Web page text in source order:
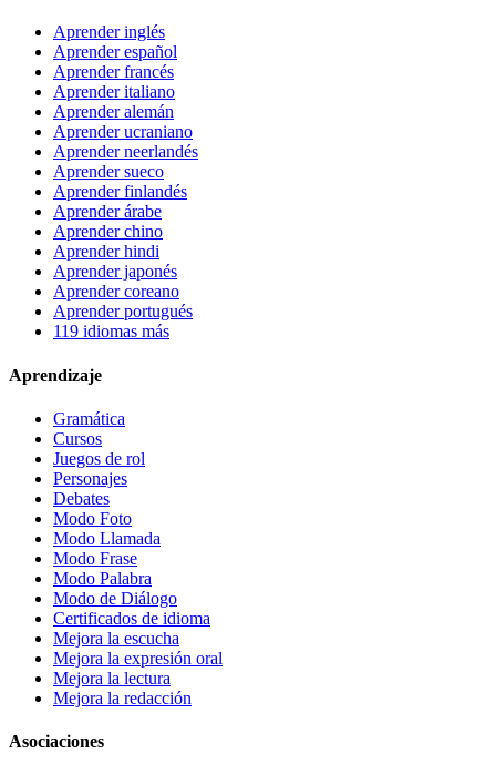
Aprender inglés
Aprender español
Aprender francés
Aprender italiano
Aprender alemán
Aprender ucraniano
Aprender neerlandés
Aprender sueco
Aprender finlandés
Aprender árabe
Aprender chino
Aprender hindi
Aprender japonés
Aprender coreano
Aprender portugués
119 idiomas más
Aprendizaje
Gramática
Cursos
Juegos de rol
Personajes
Debates
Modo Foto
Modo Llamada
Modo Frase
Modo Palabra
Modo de Diálogo
Certificados de idioma
Mejora la escucha
Mejora la expresión oral
Mejora la lectura
Mejora la redacción
Asociaciones